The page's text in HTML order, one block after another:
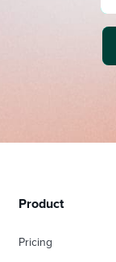
Product
Pricing